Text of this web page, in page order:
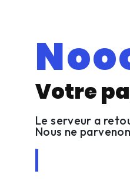
Votre
Le serveur a
Nous ne